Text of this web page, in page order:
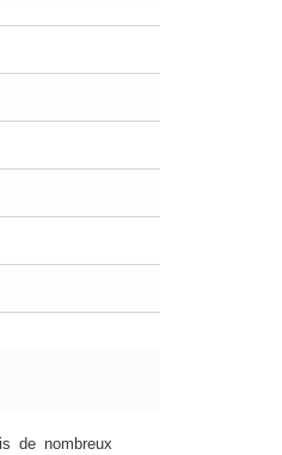
de nombreux